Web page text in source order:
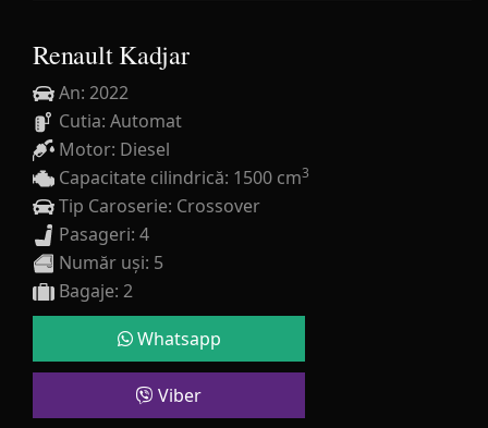
Renault Kadjar
An: 2022
Cutia: Automat
Motor: Diesel
Capacitate cilindrică: 1500 cm3
Tip Caroserie: Crossover
Pasageri: 4
Număr uși: 5
Bagaje: 2
Whatsapp
Viber